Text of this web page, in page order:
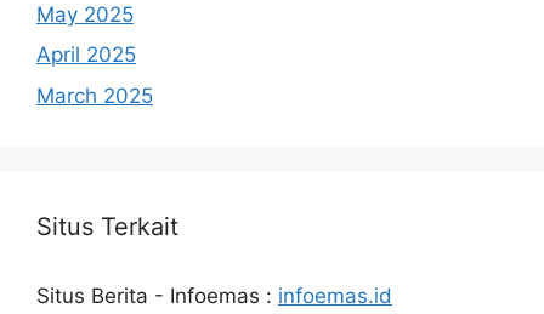
May 2025
April 2025
March 2025
Situs Terkait
Situs Berita - Infoemas : infoemas.id